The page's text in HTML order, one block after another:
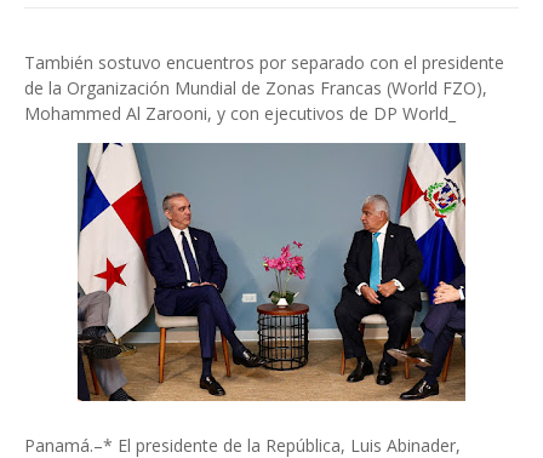
También sostuvo encuentros por separado con el presidente
de la Organización Mundial de Zonas Francas (World FZO),
Mohammed Al Zarooni, y con ejecutivos de DP World_
Panamá.–* El presidente de la República, Luis Abinader,